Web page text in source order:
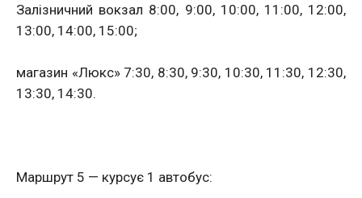
Залізничний вокзал 8:00, 9:00, 10:00, 11:00, 12:00,
13:00, 14:00, 15:00;
магазин «Люкс» 7:30, 8:30, 9:30, 10:30, 11:30, 12:30,
13:30, 14:30.
Маршрут 5 — курсує 1 автобус: